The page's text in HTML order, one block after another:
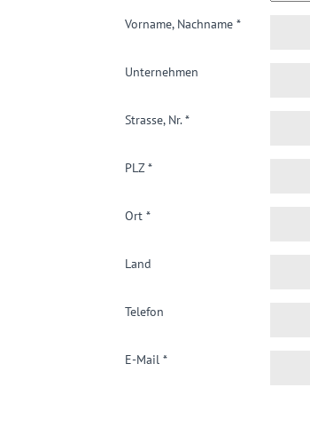
Vorname, Nachname*
Unternehmen
Strasse, Nr.*
PLZ*
Ort *
Land
Telefon
E-Mail*